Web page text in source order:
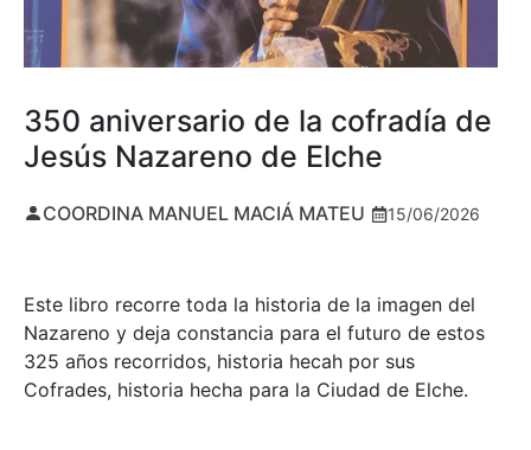
350 aniversario de la cofradía de
Jesús Nazareno de Elche
COORDINA MANUEL MACIÁ MATEU 15/06/2026
Este libro recorre toda la historia de la imagen del
Nazareno y deja constancia para el futuro de estos
325 años recorridos, historia hecah por sus
Cofrades, historia hecha para la Ciudad de Elche.